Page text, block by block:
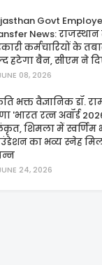
Govt
News:
कर्मचारियों के
हटेगा बैन, सीएम ने
08, 2026
भक्त वैज्ञानिक डॉ.
'भारत रत्न अवॉर्ड
शिमला में स्वर्णिम
का भव्य स्नेह
24, 2026